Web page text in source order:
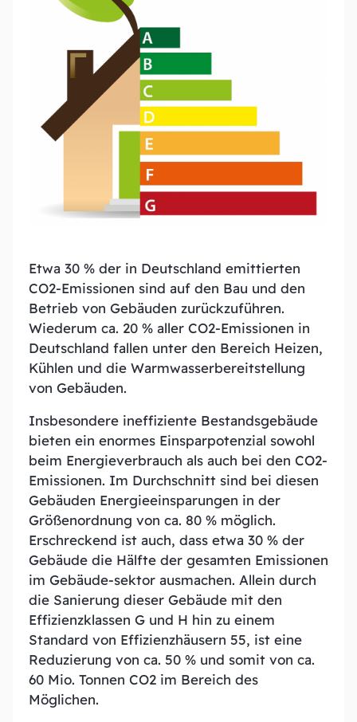
Entdecken Sie unsere Leistungen
News und Blogs
Bleiben Sie auf dem Laufendem
Über uns
Erfahren Sie mehr über unsere Expertise
Experten hinter unserem Erfolg
Downloads
Hier finden Sie unsere aktuellen Download-
Materialien
Etwa 30 % der in Deutschland emittierten
CO2-Emissionen sind auf den Bau und den
Betrieb von Gebäuden zurückzuführen.
Wiederum ca. 20 % aller CO2-Emissionen in
Deutschland fallen unter den Bereich Heizen,
Kühlen und die Warmwasserbereitstellung
von Gebäuden.
Insbesondere ineffiziente Bestandsgebäude
bieten ein enormes Einsparpotenzial sowohl
beim Energieverbrauch als auch bei den CO2-
Emissionen. Im Durchschnitt sind bei diesen
Gebäuden Energieeinsparungen in der
Größenordnung von ca. 80 % möglich.
Erschreckend ist auch, dass etwa 30 % der
Gebäude die Hälfte der gesamten Emissionen
im Gebäude-sektor ausmachen. Allein durch
die Sanierung dieser Gebäude mit den
Effizienzklassen G und H hin zu einem
Standard von Effizienzhäusern 55, ist eine
Reduzierung von ca. 50 % und somit von ca.
60 Mio. Tonnen CO2 im Bereich des
Möglichen.